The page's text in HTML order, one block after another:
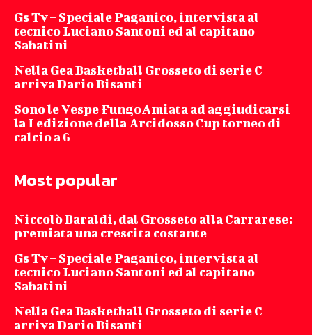
Gs Tv – Speciale Paganico, intervista al
tecnico Luciano Santoni ed al capitano
Sabatini
Nella Gea Basketball Grosseto di serie C
arriva Dario Bisanti
Sono le Vespe FungoAmiata ad aggiudicarsi
la I edizione della Arcidosso Cup torneo di
calcio a 6
Most popular
Niccolò Baraldi, dal Grosseto alla Carrarese:
premiata una crescita costante
Gs Tv – Speciale Paganico, intervista al
tecnico Luciano Santoni ed al capitano
Sabatini
Nella Gea Basketball Grosseto di serie C
arriva Dario Bisanti